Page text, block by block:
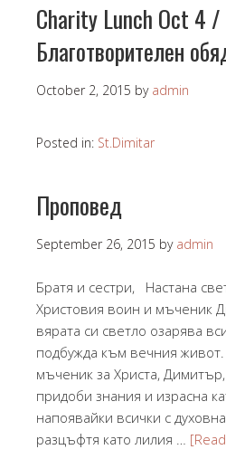
Charity Lunch Oct 4 /
Благотворителен
October 2, 2015 by admin
Posted in: St.Dimitar
Проповед
September 26, 2015 by admin
Братя и сестри, Настана
Христовия воин и мъченик
вярата си светло озарява
подбужда към вечния
мъченик за Христа,
придоби знания и израсна
напоявайки всички с
разцъфтя като лилия …